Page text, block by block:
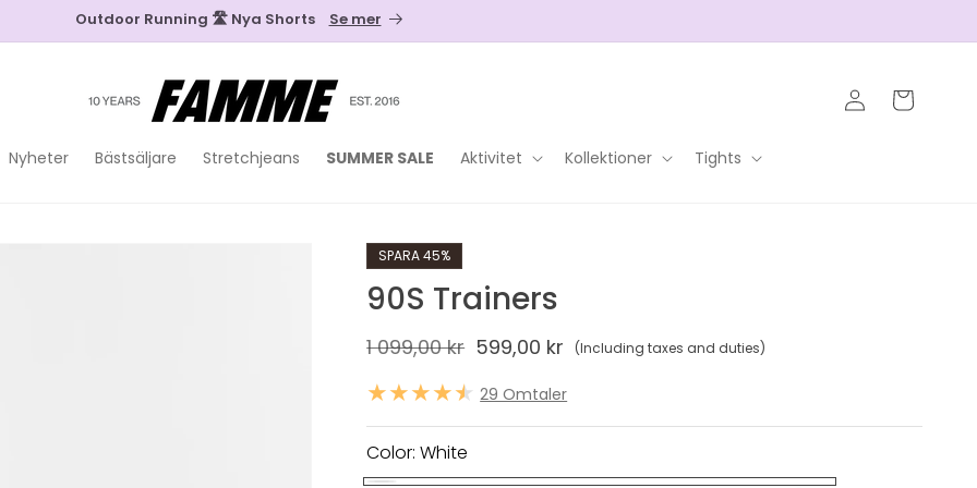
Outdoor Running 🛣️ Nya Shorts Se mer
Nyheter Bästsäljare Stretchjeans SUMMER SALE Aktivitet Kollektioner Tights
Logga
Varukorg
SPARA 45%
90S Trainers
Ordinarie
pris
1 099,00 kr Försäljningspris
599,00 kr (Including taxes and duties)
29 Omtaler29
Color:White